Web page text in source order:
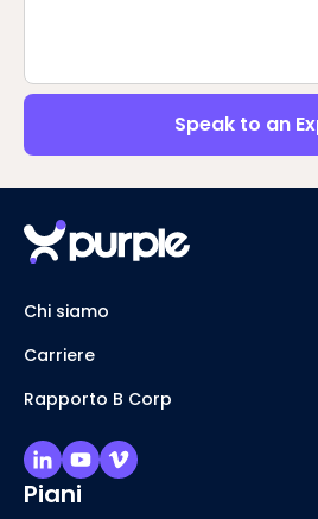
Speak to an
Chi siamo
Carriere
Rapporto B Corp
Piani